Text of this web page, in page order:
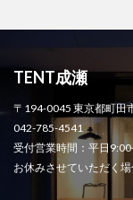
TENT成瀬
〒194-0045 東京都町田
042-785-4541
受付営業時間：平日
お休みさせていただく場